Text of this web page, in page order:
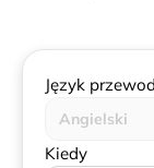
Język
Angielski
Kiedy